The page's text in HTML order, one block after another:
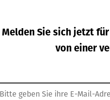
Melden Sie sich jetzt
von einer